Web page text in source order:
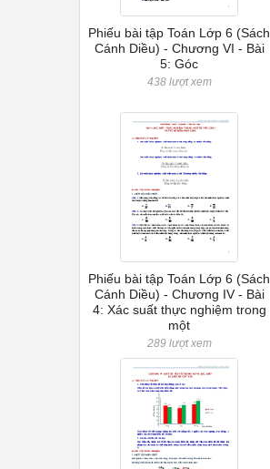
Phiếu bài tập Toán Lớp 6 (Sách
Cánh Diều) - Chương VI - Bài
5: Góc
438 lượt xem
Phiếu bài tập Toán Lớp 6 (Sách
Cánh Diều) - Chương IV - Bài
4: Xác suất thực nghiệm trong
một
289 lượt xem